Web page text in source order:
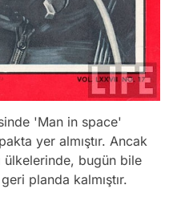
'Man in space'
yer almıştır. Ancak
ülkelerinde, bugün bile
planda kalmıştır.